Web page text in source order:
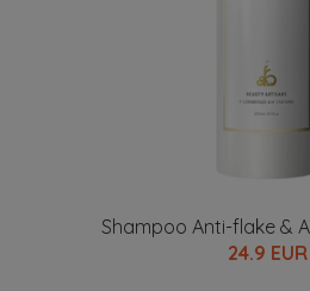
Shampoo Anti-flake &
24.9 EUR